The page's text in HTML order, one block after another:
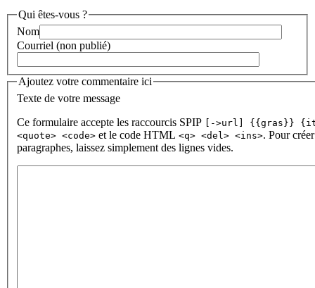
Qui êtes-vous ?
Nom
Courriel (non publié)
Ajoutez votre commentaire ici
Texte de votre message
Ce formulaire accepte les raccourcis SPIP
[->url] {{gras}}
<quote> <code> et le code HTML <q> <del> <ins>. Pour
paragraphes, laissez simplement des lignes vides.